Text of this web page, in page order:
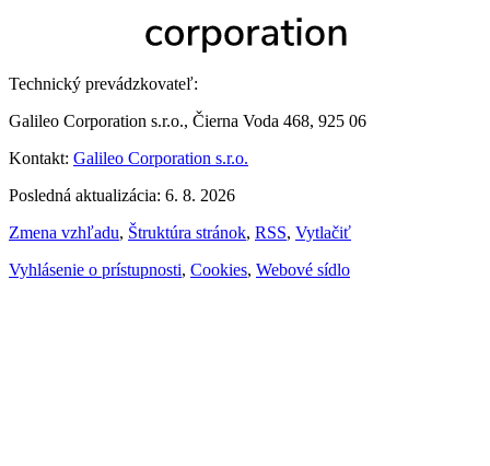
Technický prevádzkovateľ:
Galileo Corporation s.r.o., Čierna Voda 468, 925 06
Kontakt: Galileo Corporation s.r.o.
Posledná aktualizácia: 6. 8. 2026
Zmena vzhľadu, Štruktúra stránok, RSS, Vytlačiť
Vyhlásenie o prístupnosti, Cookies, Webové sídlo